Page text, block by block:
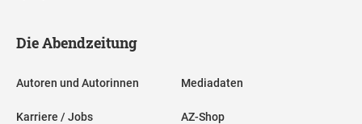
Die Abendzeitung
Autoren und Autorinnen
Karriere / Jobs
Mediadaten
AZ-Shop